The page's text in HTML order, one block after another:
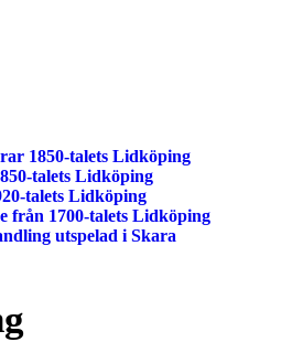
1850-talets Lidköping
talets Lidköping
talets Lidköping
från 1700-talets Lidköping
utspelad i Skara